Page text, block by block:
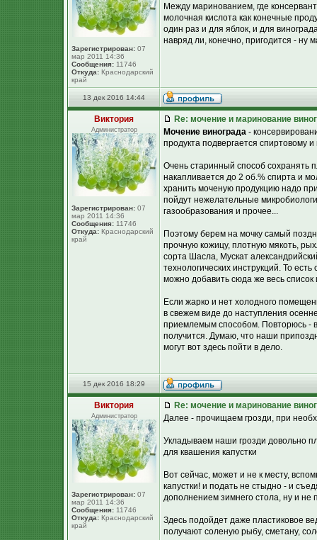
Зарегистрирован: 07
мар 2011 14:36
Сообщения: 11746
Откуда: Краснодарский
край
Между маринованием, где
молочная кислота как конечные
один раз и для яблок, и для
навряд ли, конечно, пригодится - ну
13 дек 2016 14:44
Виктория
Администратор
Зарегистрирован: 07
мар 2011 14:36
Сообщения: 11746
Откуда: Краснодарский
край
Re: мочение и маринование
Мочение винограда -
продукта подвергается спиртовому
Очень старинный способ сохранять
накапливается до 2 об.% спирта и
хранить моченую продукцию надо
пойдут нежелательные
газообразования и прочее...
Поэтому берем на мочку самый
прочную кожицу, плотную мякоть,
сорта Шасла, Мускат
технологических инструкций. То
можно добавить сюда же весь
Если жарко и нет холодного
в свежем виде до наступления
приемлемым способом. Повторюсь -
получится. Думаю, что наши
могут вот здесь пойти в дело.
15 дек 2016 18:29
Виктория
Администратор
Зарегистрирован: 07
мар 2011 14:36
Сообщения: 11746
Откуда: Краснодарский
край
Re: мочение и маринование
Далее - прочищаем грозди, при
Укладываем наши грозди довольно
для квашения капустки
Вот сейчас, может и не к месту,
капустки! и подать не стыдно - и
дополнением зимнего стола, ну и не
Здесь подойдет даже пластиковое
получают соленую рыбу, сметану,